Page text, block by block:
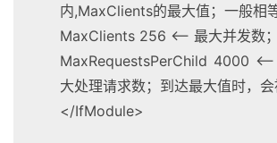
内,MaxClients的最大值；一般相等
MaxClients 256 <– 最大并发数；
MaxRequestsPerChild 4000
大处理请求数；到达最大值时，会
</IfModule>